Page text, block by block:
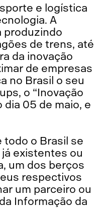
e logística
A
produzindo
de trens, até
da inovação
de empresas
no Brasil o seu
o “Inovação
05 de maio, e
todo o Brasil se
existentes ou
um dos berços
respectivos
um parceiro ou
Informação da